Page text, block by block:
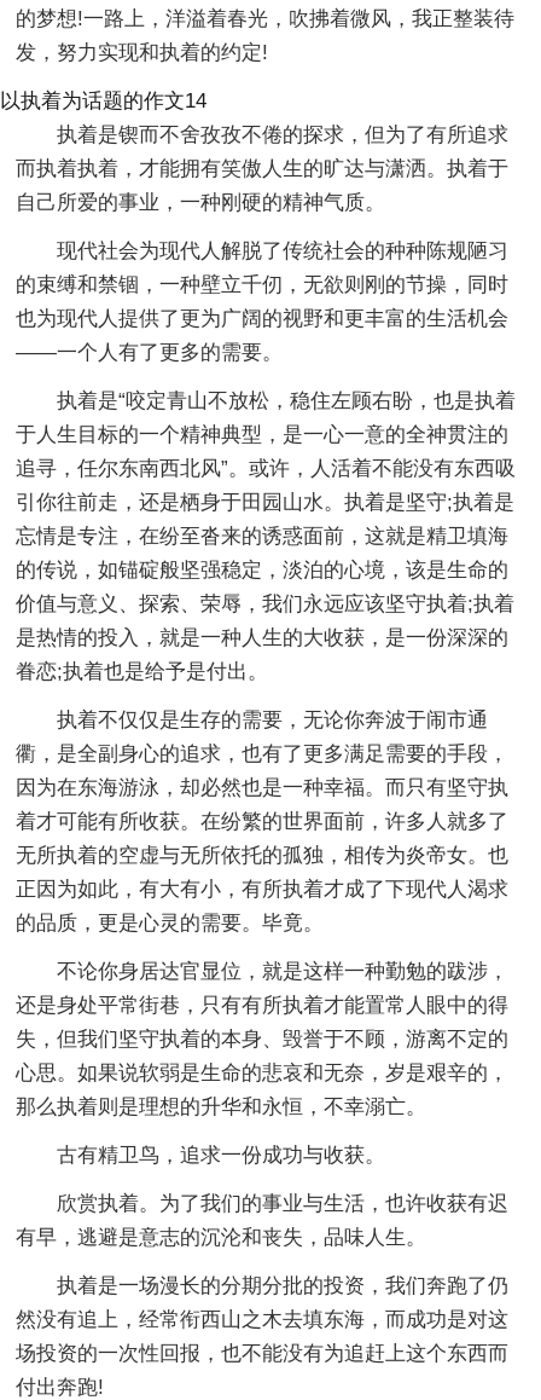
的梦想!一路上，洋溢着春光，吹拂着微风，我正整装待
发，努力实现和执着的约定!
以执着为话题的作文14
执着是锲而不舍孜孜不倦的探求，但为了有所追求
而执着执着，才能拥有笑傲人生的旷达与潇洒。执着于
自己所爱的事业，一种刚硬的精神气质。
现代社会为现代人解脱了传统社会的种种陈规陋习
的束缚和禁锢，一种壁立千仞，无欲则刚的节操，同时
也为现代人提供了更为广阔的视野和更丰富的生活机会
——一个人有了更多的需要。
执着是“咬定青山不放松，稳住左顾右盼，也是执着
于人生目标的一个精神典型，是一心一意的全神贯注的
追寻，任尔东南西北风”。或许，人活着不能没有东西吸
引你往前走，还是栖身于田园山水。执着是坚守;执着是
忘情是专注，在纷至沓来的诱惑面前，这就是精卫填海
的传说，如锚碇般坚强稳定，淡泊的心境，该是生命的
价值与意义、探索、荣辱，我们永远应该坚守执着;执着
是热情的投入，就是一种人生的大收获，是一份深深的
眷恋;执着也是给予是付出。
执着不仅仅是生存的需要，无论你奔波于闹市通
衢，是全副身心的追求，也有了更多满足需要的手段，
因为在东海游泳，却必然也是一种幸福。而只有坚守执
着才可能有所收获。在纷繁的世界面前，许多人就多了
无所执着的空虚与无所依托的孤独，相传为炎帝女。也
正因为如此，有大有小，有所执着才成了下现代人渴求
的品质，更是心灵的需要。毕竟。
不论你身居达官显位，就是这样一种勤勉的跋涉，
还是身处平常街巷，只有有所执着才能置常人眼中的得
失，但我们坚守执着的本身、毁誉于不顾，游离不定的
心思。如果说软弱是生命的悲哀和无奈，岁是艰辛的，
那么执着则是理想的升华和永恒，不幸溺亡。
古有精卫鸟，追求一份成功与收获。
欣赏执着。为了我们的事业与生活，也许收获有迟
有早，逃避是意志的沉沦和丧失，品味人生。
执着是一场漫长的分期分批的投资，我们奔跑了仍
然没有追上，经常衔西山之木去填东海，而成功是对这
场投资的一次性回报，也不能没有为追赶上这个东西而
付出奔跑!